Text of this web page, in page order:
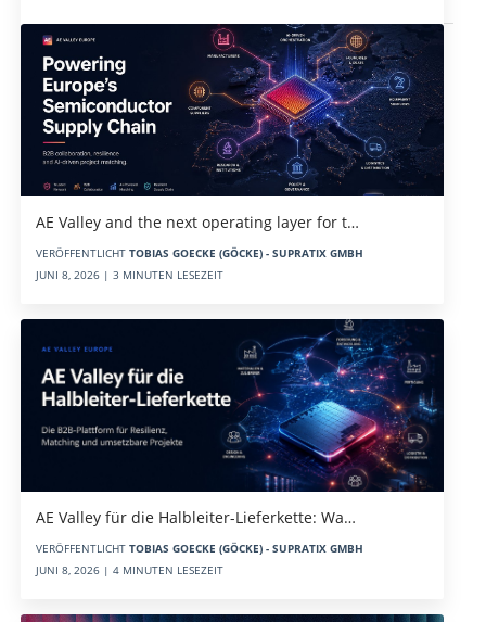
AE Valley and the next operating layer for t…
VERÖFFENTLICHT TOBIAS GOECKE (GÖCKE) - SUPRATIX GMBH
JUNI 8, 2026 | 3 MINUTEN LESEZEIT
AE Valley für die Halbleiter-Lieferkette: Wa…
VERÖFFENTLICHT TOBIAS GOECKE (GÖCKE) - SUPRATIX GMBH
JUNI 8, 2026 | 4 MINUTEN LESEZEIT